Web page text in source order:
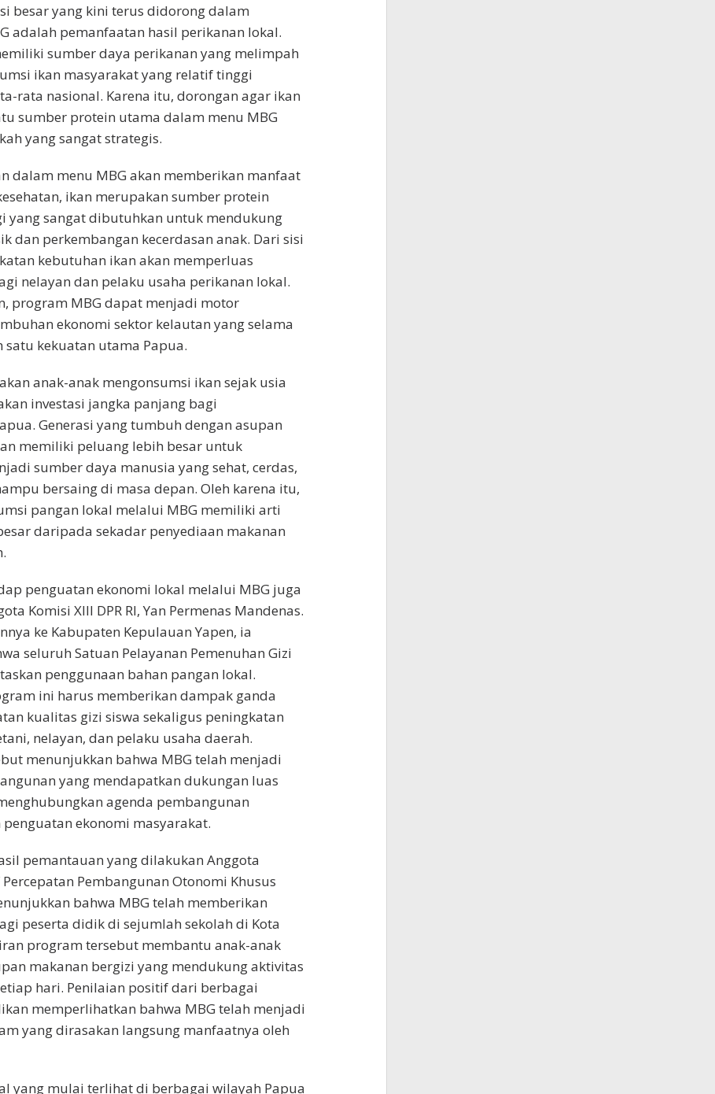
besar yang kini terus didorong dalam
adalah pemanfaatan hasil perikanan lokal.
sumber daya perikanan yang melimpah
ikan masyarakat yang relatif tinggi
rata nasional. Karena itu, dorongan agar ikan
sumber protein utama dalam menu MBG
yang sangat strategis.
dalam menu MBG akan memberikan manfaat
ikan merupakan sumber protein
yang sangat dibutuhkan untuk mendukung
dan perkembangan kecerdasan anak. Dari sisi
kebutuhan ikan akan memperluas
nelayan dan pelaku usaha perikanan lokal.
program MBG dapat menjadi motor
ekonomi sektor kelautan yang selama
satu kekuatan utama Papua.
anak-anak mengonsumsi ikan sejak usia
investasi jangka panjang bagi
Generasi yang tumbuh dengan asupan
memiliki peluang lebih besar untuk
sumber daya manusia yang sehat, cerdas,
bersaing di masa depan. Oleh karena itu,
pangan lokal melalui MBG memiliki arti
daripada sekadar penyediaan makanan
penguatan ekonomi lokal melalui MBG juga
Komisi XIII DPR RI, Yan Permenas Mandenas.
ke Kabupaten Kepulauan Yapen, ia
seluruh Satuan Pelayanan Pemenuhan Gizi
penggunaan bahan pangan lokal.
ini harus memberikan dampak ganda
kualitas gizi siswa sekaligus peningkatan
nelayan, dan pelaku usaha daerah.
menunjukkan bahwa MBG telah menjadi
yang mendapatkan dukungan luas
agenda pembangunan
ekonomi masyarakat.
pemantauan yang dilakukan Anggota
Pembangunan Otonomi Khusus
bahwa MBG telah memberikan
peserta didik di sejumlah sekolah di Kota
program tersebut membantu anak-anak
makanan bergizi yang mendukung aktivitas
hari. Penilaian positif dari berbagai
memperlihatkan bahwa MBG telah menjadi
yang dirasakan langsung manfaatnya oleh
yang mulai terlihat di berbagai wilayah Papua